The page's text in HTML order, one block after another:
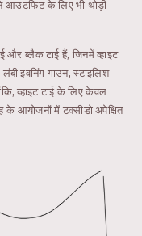
आउटफिट के लिए भी थोड़ी
और ब्लैक टाई हैं, जिनमें व्हाइट
इवनिंग गाउन, स्टाइलिश
व्हाइट टाई के लिए केवल
के आयोजनों में टक्सीडो अपेक्षित